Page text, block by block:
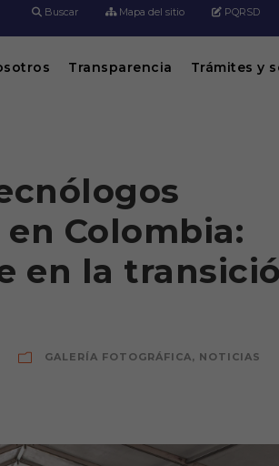
Buscar Mapa del sitio PQRSD
Transparencia Trámites y
Colombia:
en la
GALERÍA FOTOGRÁFICA, NOTICIAS